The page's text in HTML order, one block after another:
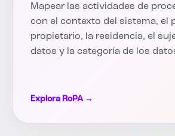
Mapear las actividades de
con el contexto del sistema, el
propietario, la residencia, el
datos y la categoría de los
Explora RoPA →